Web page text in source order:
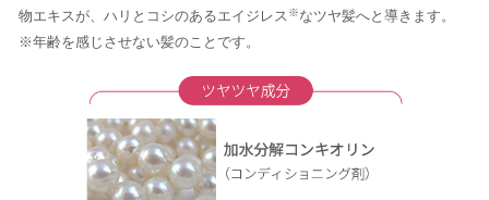
物エキスが、ハリとコシのあるエイジレス※なツヤ髪へと導きます。
※年齢を感じさせない髪のことです。